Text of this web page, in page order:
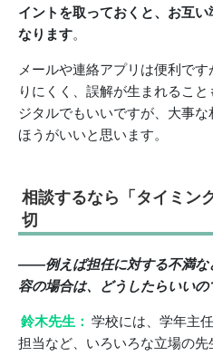
イントを取っておくと、お互
なります。
メールや連絡アプリは便利で
りにくく、誤解が生まれるこ
ジタルでもいいですが、大事
ほうがいいと思います。
相談するなら「タイミン
切
――例えば担任に対する不満な
容の場合は、どうしたらいいの
鈴木先生： 学校には、学年主
担当など、いろいろな立場の先